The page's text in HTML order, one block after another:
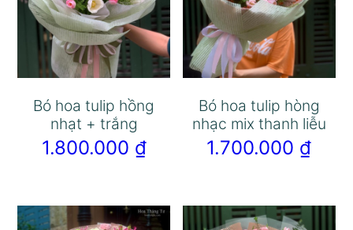
Bó hoa tulip hồng
nhạt + trắng
1.800.000 ₫
Bó hoa tulip hòng
nhạc mix thanh liễu
1.700.000 ₫